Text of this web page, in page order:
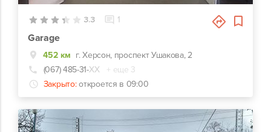
3.3 1
Garage
452 км г. Херсон, проспект Ушакова, 2
(067) 485-31-ХХ
+ еще 3
Закрыто: откроется в 09:00